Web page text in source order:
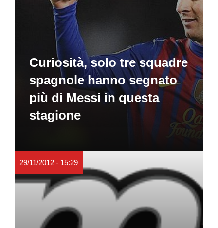
Curiosità, solo tre squadre
spagnole hanno segnato
più di Messi in questa
stagione
29/11/2012 - 15:29